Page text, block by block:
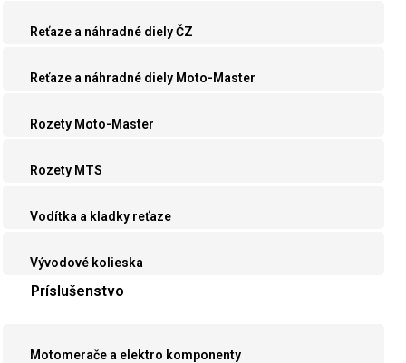
Reťaze a náhradné diely ČZ
Reťaze a náhradné diely Moto-Master
Rozety Moto-Master
Rozety MTS
Vodítka a kladky reťaze
Vývodové kolieska
Príslušenstvo
Motomerače a elektro komponenty